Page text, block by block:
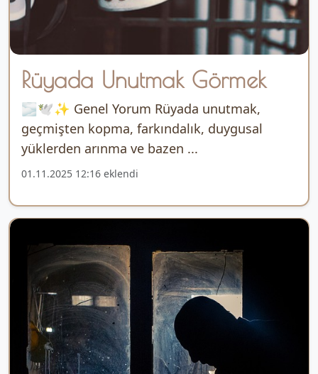
Rüyada Unutmak Görmek
🌫️🕊️✨ Genel Yorum Rüyada unutmak,
geçmişten kopma, farkındalık, duygusal
yüklerden arınma ve bazen ...
01.11.2025 12:16 eklendi